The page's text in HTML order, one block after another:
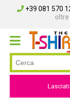
+39 081 570
oltre